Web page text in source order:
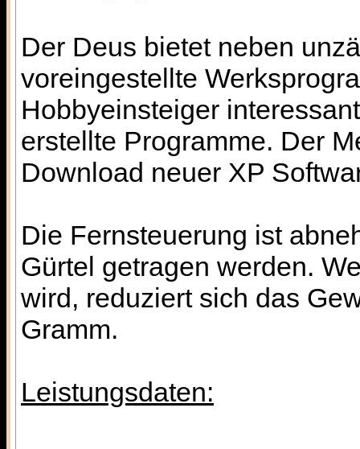
Der Deus bietet neben
voreingestellte
Hobbyeinsteiger
erstellte Programme. Der
Download neuer XP
Die Fernsteuerung ist
Gürtel getragen werden.
wird, reduziert sich das
Gramm.
Leistungsdaten: